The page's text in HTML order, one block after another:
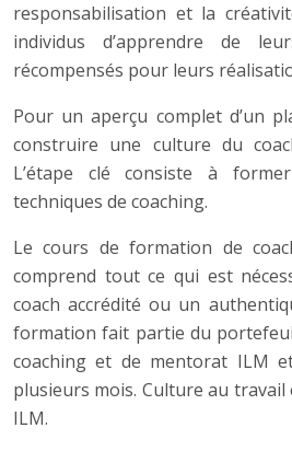
responsabilisation et la
individus d’apprendre de
récompensés pour leurs
Pour un aperçu complet d’un
construire une culture du
L’étape clé consiste à
techniques de coaching.
Le cours de formation de
comprend tout ce qui est
coach accrédité ou un
formation fait partie du
coaching et de mentorat ILM
plusieurs mois. Culture au travail
ILM.